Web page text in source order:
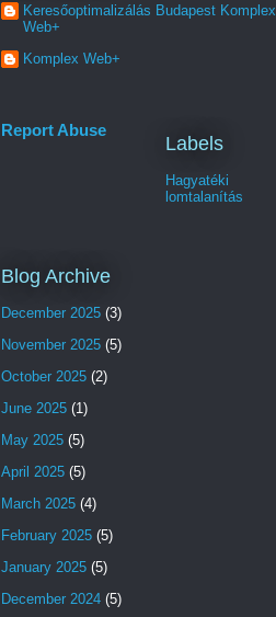
Keresőoptimalizálás Budapest Komplex
Web+
Komplex Web+
Report Abuse
Labels
Hagyatéki
lomtalanítás
Blog Archive
December 2025 (3)
November 2025 (5)
October 2025 (2)
June 2025 (1)
May 2025 (5)
April 2025 (5)
March 2025 (4)
February 2025 (5)
January 2025 (5)
December 2024 (5)